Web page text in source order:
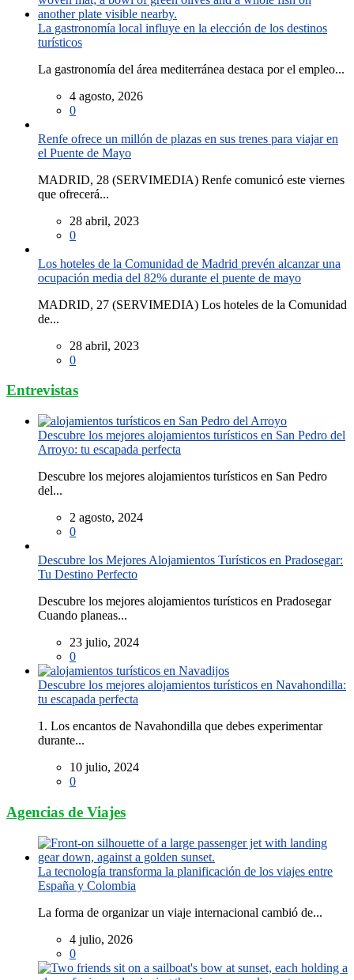
La gastronomía local influye en la elección de los destinos
turísticos
La gastronomía del área mediterránea destaca por el empleo...
4 agosto, 2026
0
Renfe ofrece un millón de plazas en sus trenes para viajar en
el Puente de Mayo
MADRID, 28 (SERVIMEDIA) Renfe comunicó este viernes
que ofrecerá...
28 abril, 2023
0
Los hoteles de la Comunidad de Madrid prevén alcanzar una
ocupación media del 82% durante el puente de mayo
MADRID, 27 (SERVIMEDIA) Los hoteles de la Comunidad
de...
28 abril, 2023
0
Entrevistas
Descubre los mejores alojamientos turísticos en San Pedro del
Arroyo: tu escapada perfecta
Descubre los mejores alojamientos turísticos en San Pedro
del...
2 agosto, 2024
0
Descubre los Mejores Alojamientos Turísticos en Pradosegar:
Tu Destino Perfecto
Descubre los mejores alojamientos turísticos en Pradosegar
Cuando planeas...
23 julio, 2024
0
Descubre los mejores alojamientos turísticos en Navahondilla:
tu escapada perfecta
1. Los encantos de Navahondilla que debes experimentar
durante...
10 julio, 2024
0
Agencias de Viajes
La tecnología transforma la planificación de los viajes entre
España y Colombia
La forma de organizar un viaje internacional cambió de...
4 julio, 2026
0